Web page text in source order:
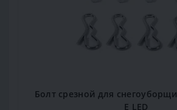
Болт срезной для
E LED